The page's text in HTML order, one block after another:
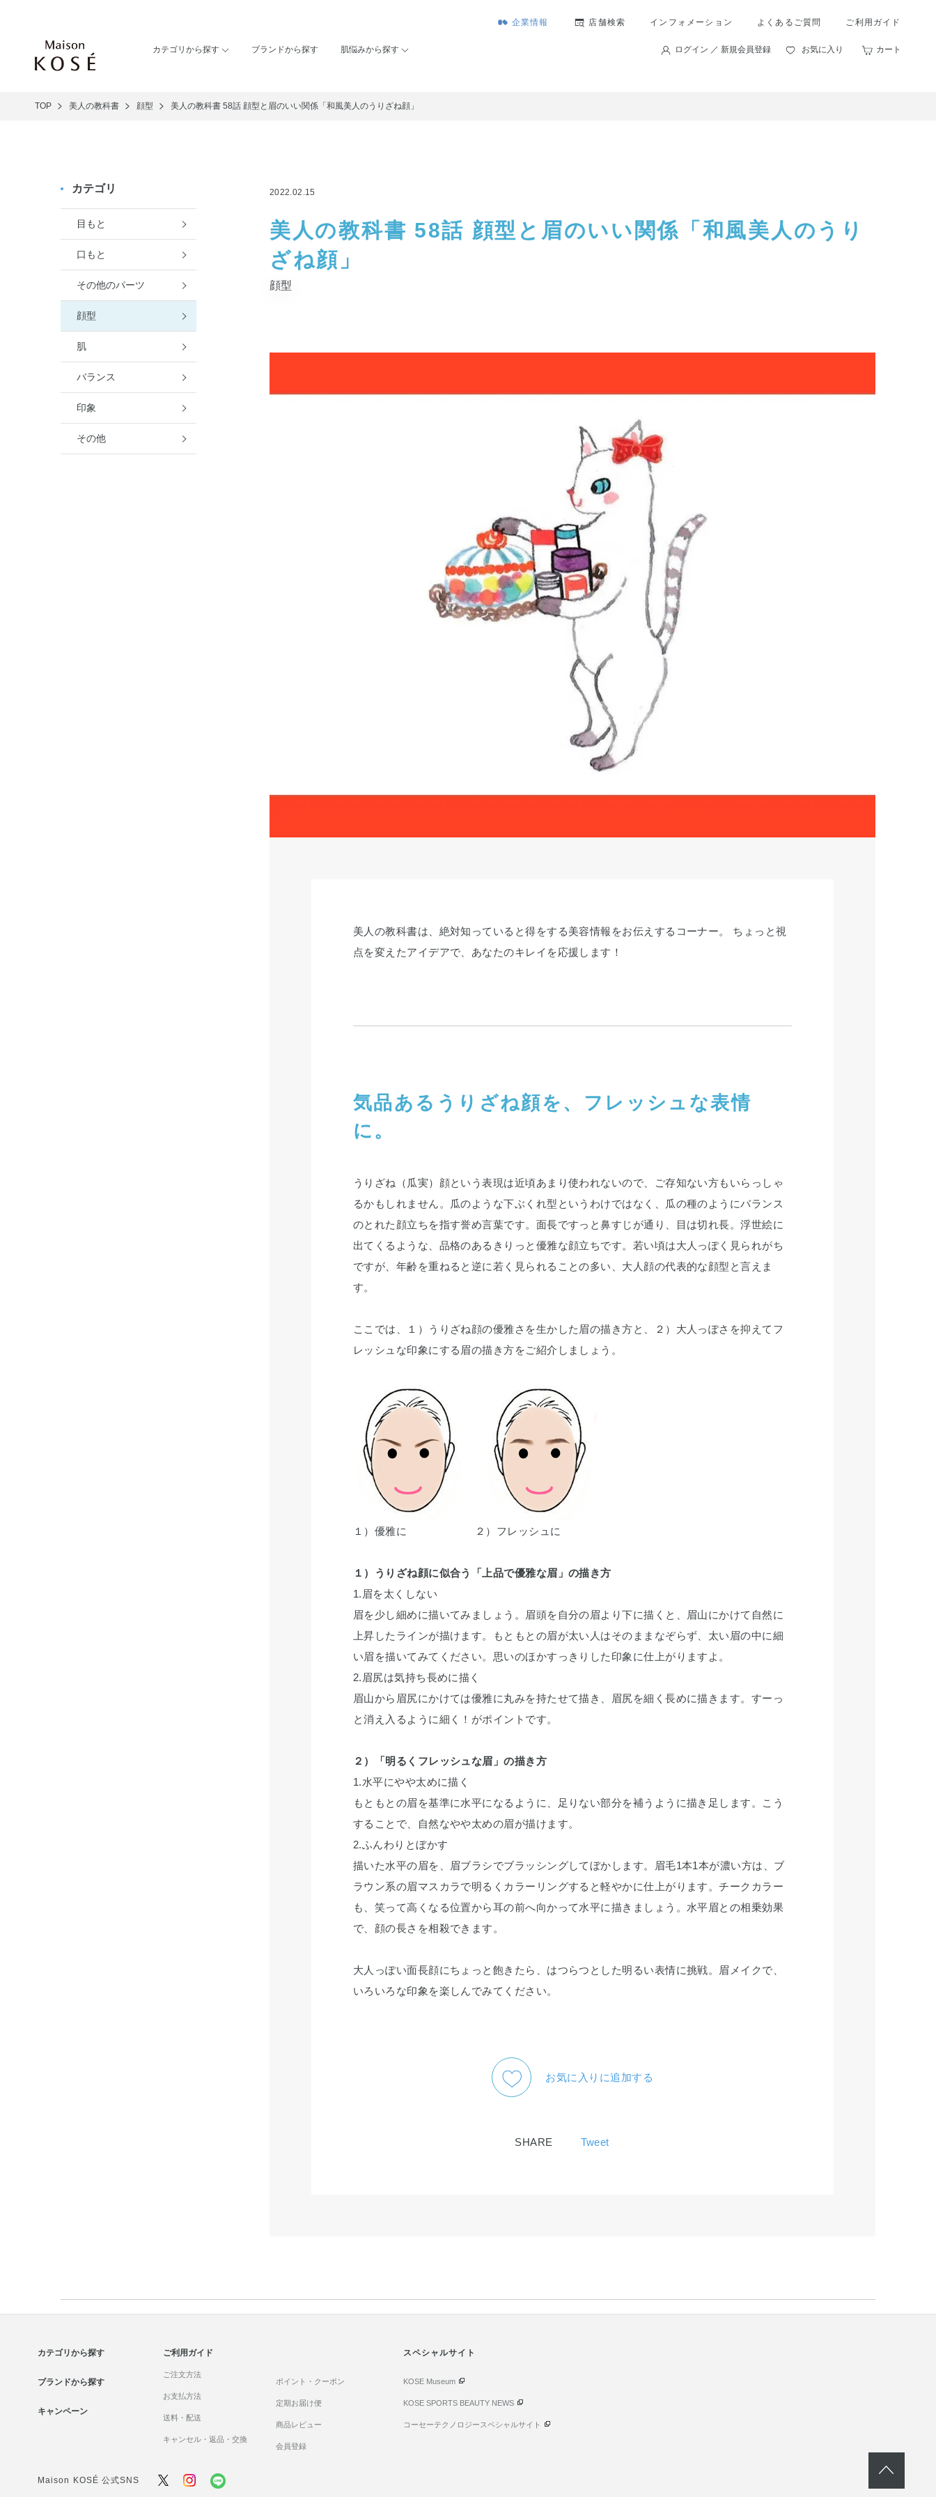
企業情報 店舗検索 インフォメーション よくあるご質問 ご利用ガイド
カテゴリから探す ブランドから探す 肌悩みから探す ログイン ／ 新規会員登録 お気に入り カート
TOP 美人の教科書 顔型 美人の教科書 58話 顔型と眉のいい関係「和風美人のうりざね顔」
カテゴリ
目もと
口もと
その他のパーツ
顔型
肌
バランス
印象
その他
2022.02.15
美人の教科書 58話 顔型と眉のいい関係「和風美人のうり
ざね顔」
顔型
美人の教科書は、絶対知っていると得をする美容情報をお伝えするコーナー。 ちょっと視
点を変えたアイデアで、あなたのキレイを応援します！
気品あるうりざね顔を、フレッシュな表情
に。
うりざね（瓜実）顔という表現は近頃あまり使われないので、ご存知ない方もいらっしゃ
るかもしれません。瓜のような下ぶくれ型というわけではなく、瓜の種のようにバランス
のとれた顔立ちを指す誉め言葉です。面長ですっと鼻すじが通り、目は切れ長。浮世絵に
出てくるような、品格のあるきりっと優雅な顔立ちです。若い頃は大人っぽく見られがち
ですが、年齢を重ねると逆に若く見られることの多い、大人顔の代表的な顔型と言えま
す。
ここでは、１）うりざね顔の優雅さを生かした眉の描き方と、２）大人っぽさを抑えてフ
レッシュな印象にする眉の描き方をご紹介しましょう。
１）優雅に ２）フレッシュに
１）うりざね顔に似合う「上品で優雅な眉」の描き方
1.眉を太くしない
眉を少し細めに描いてみましょう。眉頭を自分の眉より下に描くと、眉山にかけて自然に
上昇したラインが描けます。もともとの眉が太い人はそのままなぞらず、太い眉の中に細
い眉を描いてみてください。思いのほかすっきりした印象に仕上がりますよ。
2.眉尻は気持ち長めに描く
眉山から眉尻にかけては優雅に丸みを持たせて描き、眉尻を細く長めに描きます。すーっ
と消え入るように細く！がポイントです。
２）「明るくフレッシュな眉」の描き方
1.水平にやや太めに描く
もともとの眉を基準に水平になるように、足りない部分を補うように描き足します。こう
することで、自然なやや太めの眉が描けます。
2.ふんわりとぼかす
描いた水平の眉を、眉ブラシでブラッシングしてぼかします。眉毛1本1本が濃い方は、ブ
ラウン系の眉マスカラで明るくカラーリングすると軽やかに仕上がります。チークカラー
も、笑って高くなる位置から耳の前へ向かって水平に描きましょう。水平眉との相乗効果
で、顔の長さを相殺できます。
大人っぽい面長顔にちょっと飽きたら、はつらつとした明るい表情に挑戦。眉メイクで、
いろいろな印象を楽しんでみてください。
お気に入りに追加する
SHARE Tweet
カテゴリから探す
ブランドから探す
キャンペーン
ご利用ガイド
ご注文方法
お支払方法
送料・配送
キャンセル・返品・交換
ポイント・クーポン
定期お届け便
商品レビュー
会員登録
スペシャルサイト
KOSE Museum
KOSE SPORTS BEAUTY NEWS
コーセーテクノロジースペシャルサイト
Maison KOSÉ 公式SNS